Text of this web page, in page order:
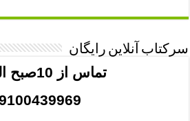
سرکتاب آنلاین رایگان
تماس از 10صبح الی 21